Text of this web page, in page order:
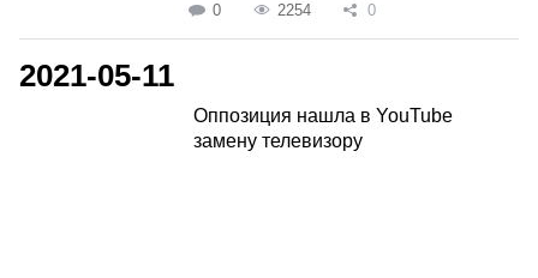
0 2254 0
2021-05-11
Оппозиция нашла в YouTube
замену телевизору